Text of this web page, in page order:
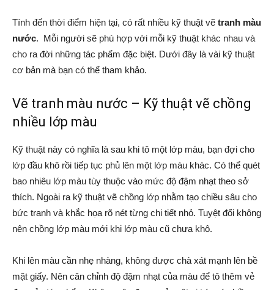
Tính đến thời điểm hiện tại, có rất nhiều kỹ thuật vẽ tranh màu
nước. Mỗi người sẽ phù hợp với mỗi kỹ thuật khác nhau và
cho ra đời những tác phẩm đặc biệt. Dưới đây là vài kỹ thuật
cơ bản mà bạn có thể tham khảo.
Vẽ tranh màu nước – Kỹ thuật vẽ chồng
nhiều lớp màu
Kỹ thuật này có nghĩa là sau khi tô một lớp màu, bạn đợi cho
lớp đầu khô rồi tiếp tục phủ lên một lớp màu khác. Có thể quét
bao nhiêu lớp màu tùy thuộc vào mức độ đậm nhạt theo sở
thích. Ngoài ra kỹ thuật vẽ chồng lớp nhằm tạo chiều sâu cho
bức tranh và khắc họa rõ nét từng chi tiết nhỏ. Tuyệt đối không
nên chồng lớp màu mới khi lớp màu cũ chưa khô.
Khi lên màu cần nhẹ nhàng, không được chà xát mạnh lên bề
mặt giấy. Nên cân chỉnh độ đậm nhạt của màu để tô thêm vẻ